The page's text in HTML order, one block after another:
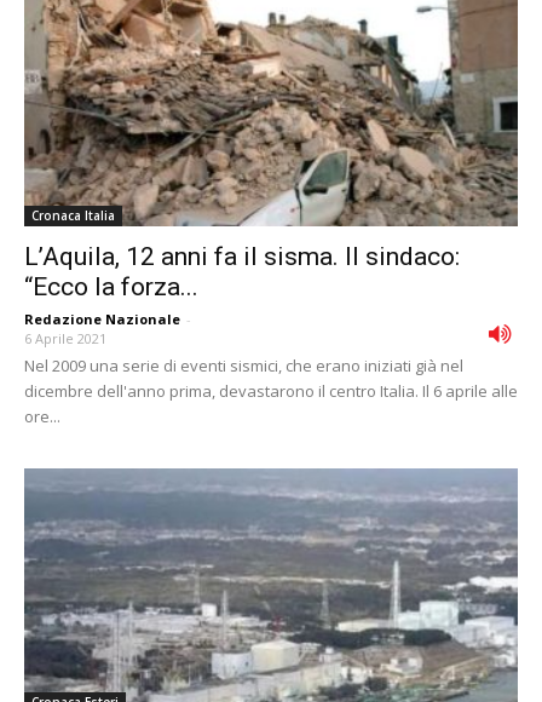
Cronaca Italia
L’Aquila, 12 anni fa il sisma. Il sindaco:
“Ecco la forza...
Redazione Nazionale -
6 Aprile 2021
Nel 2009 una serie di eventi sismici, che erano iniziati già nel
dicembre dell'anno prima, devastarono il centro Italia. Il 6 aprile alle
ore...